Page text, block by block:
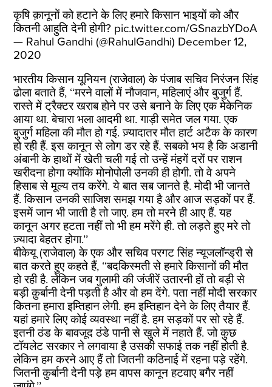
कृषि क़ानूनों को हटाने के लिए हमारे किसान भाइयों को और
कितनी आहुति देनी होगी? pic.twitter.com/GSnazbYDoA
— Rahul Gandhi (@RahulGandhi) December 12,
2020
भारतीय किसान यूनियन (राजेवाल) के पंजाब सचिव निरंजन सिंह
ढोला बताते हैं, ‘‘मरने वालों में नौजवान, महिलाएं और बुजुर्ग हैं.
रास्ते में ट्रैक्टर खराब होने पर उसे बनाने के लिए एक मेकेनिक
आया था. बेचारा भला आदमी था. गाड़ी समेत जल गया. एक
बुजुर्ग महिला की मौत हो गई. ज़्यादातर मौत हार्ट अटैक के कारण
हो रही हैं. इस कानून से लोग डर रहे हैं. सबको भय है कि अडानी
अंबानी के हाथों में खेती चली गई तो उन्हें मंहगें दरों पर राशन
खरीदना होगा क्योंकि मोनोपोली उनकी ही होगी. तो वे अपने
हिसाब से मूल्य तय करेंगे. ये बात सब जानते है. मोदी भी जानते
हैं. किसान उनकी साजिश समझ गया है और आज सड़कों पर हैं.
इसमें जान भी जाती है तो जाए. हम तो मरने ही आए हैं. यह
कानून अगर हटता नहीं तो भी हम मरेंगे ही. तो लड़ते हुए मरे तो
ज़्यादा बेहतर होगा.’’
बीकेयू (राजेवाल) के एक और सचिव परगट सिंह न्यूजलॉन्ड्री से
बात करते हुए कहते हैं, ‘‘बदकिस्मती से हमारे किसानों की मौत
हो रही है. लेकिन जब गुलामी की जंजीरें उतारनी हों तो बड़ी से
बड़ी क़ुर्बानी देनी पड़ती है और वो हम देंगे. पता नहीं मोदी सरकार
कितना हमारा इम्तिहान लेगी. हम इम्तिहान देने के लिए तैयार हैं.
यहां हमारे लिए कोई व्यवस्था नहीं है. हम सड़कों पर सो रहे हैं.
इतनी ठंड के बावजूद ठंडे पानी से खुले में नहाते हैं. जो कुछ
टॉयलेट सरकार ने लगवाया है उसकी सफाई तक नहीं होती है.
लेकिन हम करने आए हैं तो जितनी कठिनाई में रहना पड़े रहेंगे.
जितनी कुर्बानी देनी पड़े हम वापस कानून हटवाए बगैर नहीं